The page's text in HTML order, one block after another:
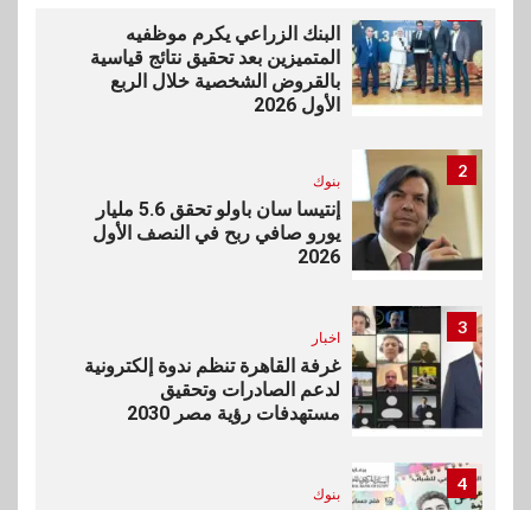
البنك الزراعي يكرم موظفيه
المتميزين بعد تحقيق نتائج قياسية
بالقروض الشخصية خلال الربع
الأول 2026
2
بنوك
إنتيسا سان باولو تحقق 5.6 مليار
يورو صافي ربح في النصف الأول
2026
3
اخبار
غرفة القاهرة تنظم ندوة إلكترونية
لدعم الصادرات وتحقيق
مستهدفات رؤية مصر 2030
4
بنوك